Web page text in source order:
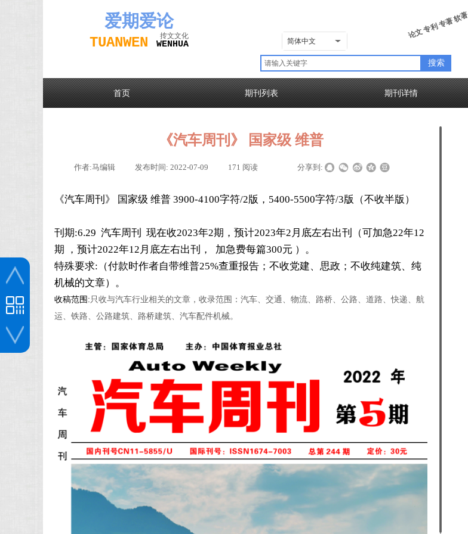
爱期爱论
TUANWEN WENHUA
抟文文化
简体中文
论文 专利 专著 软著
搜索
首页 期刊列表 期刊详情
《汽车周刊》 国家级 维普
作者:马编辑 发布时间: 2022-07-09 171 阅读 分享到:
《汽车周刊》 国家级 维普 3900-4100字符/2版，5400-5500字符/3版（不收半版）
刊期:6.29 汽车周刊 现在收2023年2期，预计2023年2月底左右出刊（可加急22年12
期 ，预计2022年12月底左右出刊， 加急费每篇300元 ）。
特殊要求:（付款时作者自带维普25%查重报告；不收党建、思政；不收纯建筑、纯
机械的文章）。
收稿范围:只收与汽车行业相关的文章，收录范围：汽车、交通、物流、路桥、公路、道路、快递、航
运、铁路、公路建筑、路桥建筑、汽车配件机械。
关注公众号